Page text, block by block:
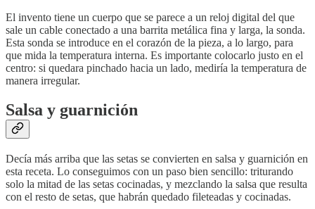
El invento tiene un cuerpo que se parece a un reloj digital del que
sale un cable conectado a una barrita metálica fina y larga, la sonda.
Esta sonda se introduce en el corazón de la pieza, a lo largo, para
que mida la temperatura interna. Es importante colocarlo justo en el
centro: si quedara pinchado hacia un lado, mediría la temperatura de
manera irregular.
Salsa y guarnición
Decía más arriba que las setas se convierten en salsa y guarnición en
esta receta. Lo conseguimos con un paso bien sencillo: triturando
solo la mitad de las setas cocinadas, y mezclando la salsa que resulta
con el resto de setas, que habrán quedado fileteadas y cocinadas.